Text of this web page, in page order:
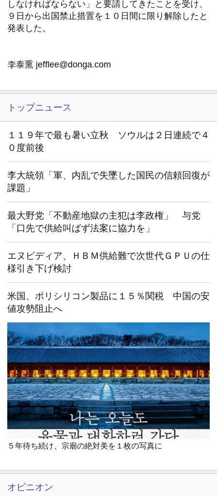
しなければならない」と要請してきたことを受け、
９日から出国禁止措置を１０日間に限り解除したと
発表した。
李泰熏 jefflee@donga.com
トップニュース
１１９年で最も暑い立秋 ソウルは２日連続で４
０度前後
李大統領「軍、内乱で失墜した国民の信頼回復が
課題」
最大野党「不動産地獄の主犯は李政権」 与党
「口先で供給叫ばず法案に協力を」
エヌビディア、ＨＢＭ供給難で次世代ＧＰＵの仕
様引き下げ検討
米国、ポリシリコン製品に１５％関税 中国の安
値攻勢阻止へ
５年待ち続け、宗廟の絶対美を１枚の写真に
オピニオン